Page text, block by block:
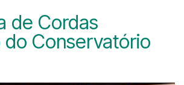
de Cordas
do Conservatório